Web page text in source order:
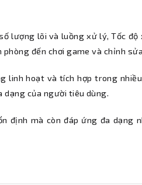
lượng lõi và luồng xử lý, Tốc
đến chơi game và chỉnh
linh hoạt và tích hợp trong
dạng của người tiêu dùng.
định mà còn đáp ứng đa dạng